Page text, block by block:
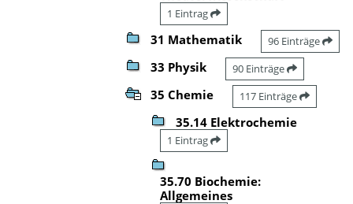
1 Eintrag
31 Mathematik 96 Einträge
33 Physik 90 Einträge
35 Chemie 117 Einträge
35.14 Elektrochemie
1 Eintrag
35.70 Biochemie:
Allgemeines